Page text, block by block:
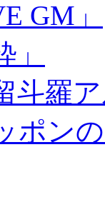
GM」
斗羅
ポン